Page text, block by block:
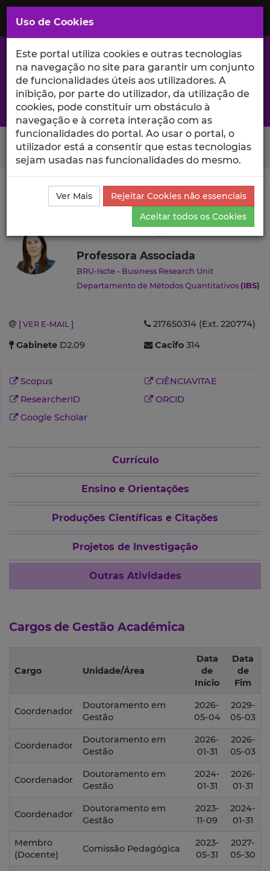
Saltar
para
Conteúdo
Principal
A excelência da investigação e ciência no Iscte
Search Button
Ciência_Iscte Autores Catarina Marques
Outras
Atividades
Catarina Marques
Professora Associada
BRU-Iscte - Business Research Unit
Departamento de Métodos Quantitativos (IBS)
[ VER E-MAIL ]
217650314 (Ext. 220774)
Gabinete D2.09 Cacifo 314
Scopus
CIÊNCIAVITAE
ResearcherID
ORCID
Google Scholar
Currículo
Ensino e Orientações
Produções Científicas e Citações
Projetos de Investigação
Outras Atividades
Cargos de Gestão Académica
Cargo Unidade/Área
Data
de
Início
Data
de
Fim
Coordenador
Doutoramento em
Gestão
2026-
05-04
2029-
05-03
Coordenador
Doutoramento em
Gestão
2026-
01-31
2026-
05-03
Coordenador
Doutoramento em
Gestão
2024-
01-31
2026-
01-31
Coordenador
Doutoramento em
Gestão
2023-
11-09
2024-
01-31
Membro
(Docente)
Comissão Pedagógica
2023-
05-31
2027-
05-30
Uso de Cookies
Este portal utiliza cookies e outras tecnologias
na navegação no site para garantir um conjunto
de funcionalidades úteis aos utilizadores. A
inibição, por parte do utilizador, da utilização de
cookies, pode constituir um obstáculo à
navegação e à correta interação com as
funcionalidades do portal. Ao usar o portal, o
utilizador está a consentir que estas tecnologias
sejam usadas nas funcionalidades do mesmo.
Ver Mais
Rejeitar Cookies não essenciais
Aceitar todos os Cookies